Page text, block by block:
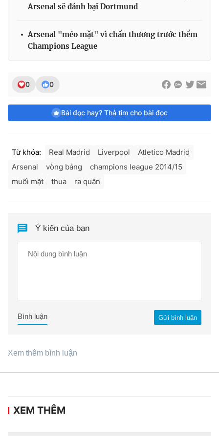
Arsenal sẽ đánh bại Dortmund
Arsenal "méo mặt" vì chấn thương trước thềm
Champions League
0 0
Bài đọc hay? Thả tim cho bài đọc
Từ khóa: Real Madrid Liverpool
Atletico Madrid
Arsenal
vòng bảng
champions league 2014/15
muối mặt
thua ra quân
Ý kiến của bạn
Gửi bình luận
Bình luận
Xem thêm bình luận
XEM THÊM